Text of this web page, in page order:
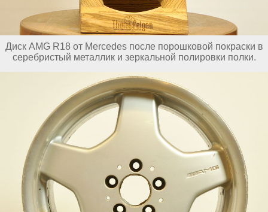
Диск AMG R18 от Mercedes после порошковой покраски в
серебристый металлик и зеркальной полировки полки.